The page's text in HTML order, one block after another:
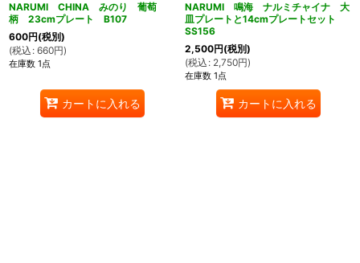
NARUMI CHINA みのり 葡萄
柄 23cmプレート B107
600円(税別)
(税込 : 660円)
在庫数 1点
カートに入れる
NARUMI 鳴海 ナルミチャイナ 大
皿プレートと14cmプレートセット
SS156
2,500円(税別)
(税込 : 2,750円)
在庫数 1点
カートに入れる